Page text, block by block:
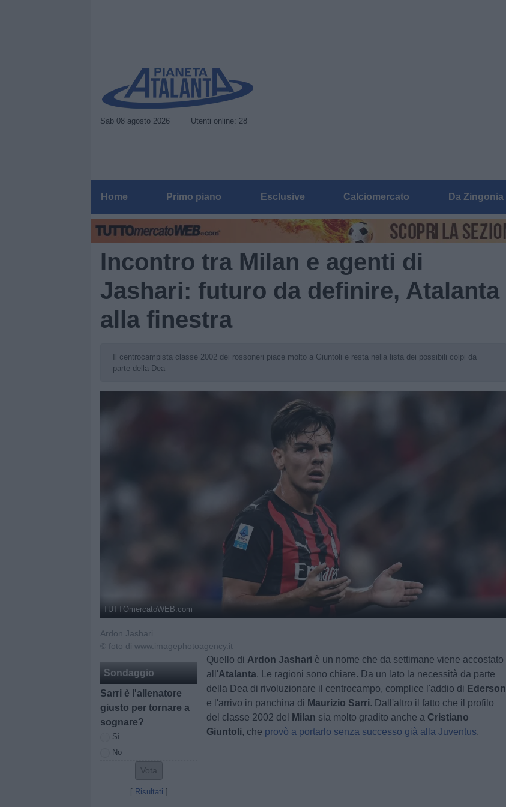
Sab 08 agosto 2026 Utenti online: 28
Home Primo piano Esclusive Calciomercato Da Zingonia
Incontro tra Milan e agenti di
Jashari: futuro da definire, Atalanta
alla finestra
Il centrocampista classe 2002 dei rossoneri piace molto a Giuntoli e resta nella lista dei possibili colpi da
parte della Dea
TUTTOmercatoWEB.com
Ardon Jashari
© foto di www.imagephotoagency.it
Sondaggio
Sarri è l'allenatore
giusto per tornare a
sognare?
Sì
No
[ Risultati ]
Quello di Ardon Jashari è un nome che da settimane viene accostato
all'Atalanta. Le ragioni sono chiare. Da un lato la necessità da parte
della Dea di rivoluzionare il centrocampo, complice l'addio di Ederson
e l'arrivo in panchina di Maurizio Sarri. Dall'altro il fatto che il profilo
del classe 2002 del
Milan sia molto gradito anche a Cristiano
Giuntoli, che provò a portarlo senza successo già alla Juventus.